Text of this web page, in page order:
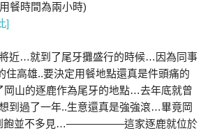
餐時間為兩小時)
]
…就到了尾牙攤盛行的時候…因為同事
住高雄..要決定用餐地點還真是件頭痛的
岡山的逐鹿作為尾牙的地點…去年底就曾
到過了一年..生意還真是強強滾…畢竟岡
飽並不多見…—————–這家逐鹿就位於